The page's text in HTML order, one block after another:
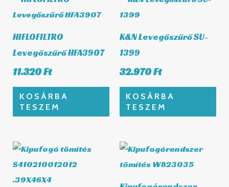
HIFLOFILTRO
Levegőszűrő HFA3907
11.320Ft
KOSÁRBA
TESZEM
K&N Levegőszűrő SU-
1399
32.970Ft
KOSÁRBA
TESZEM